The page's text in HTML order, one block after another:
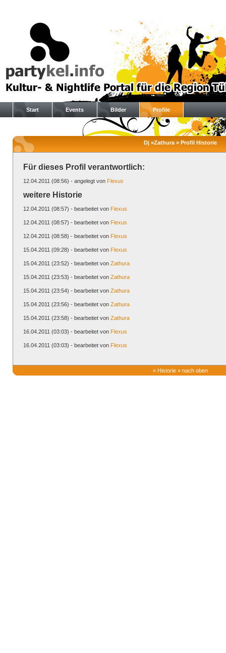
Start Events Bilder Profile
Dj »Zathura » Profil Historie
Für dieses Profil verantwortlich:
12.04.2011 (08:56) - angelegt von Flexus
weitere Historie
12.04.2011 (08:57) - bearbeitet von Flexus
12.04.2011 (08:57) - bearbeitet von Flexus
12.04.2011 (08:58) - bearbeitet von Flexus
15.04.2011 (09:28) - bearbeitet von Flexus
15.04.2011 (23:52) - bearbeitet von Zathura
15.04.2011 (23:53) - bearbeitet von Zathura
15.04.2011 (23:54) - bearbeitet von Zathura
15.04.2011 (23:56) - bearbeitet von Zathura
15.04.2011 (23:58) - bearbeitet von Zathura
16.04.2011 (03:03) - bearbeitet von Flexus
16.04.2011 (03:03) - bearbeitet von Flexus
» Historie » nach oben